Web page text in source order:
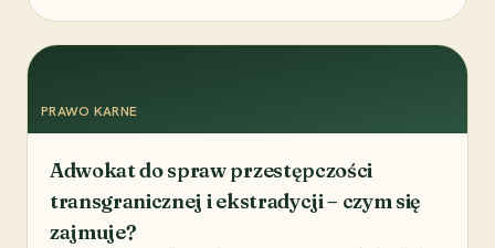
PRAWO KARNE
Adwokat do spraw przestępczości
transgranicznej i ekstradycji – czym się
zajmuje?